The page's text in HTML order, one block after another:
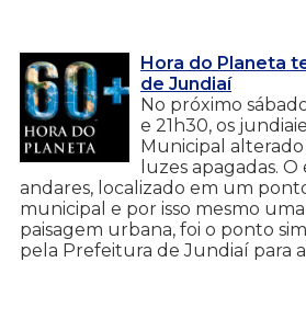
Hora do Planeta
de Jundiaí
No próximo
e 21h30, os
Municipal alterado
luzes apagadas.
andares, localizado em um
municipal e por isso mesmo
paisagem urbana, foi o ponto
pela Prefeitura de Jundiaí para